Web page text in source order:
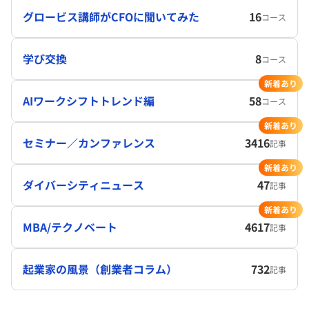
グロービス講師がCFOに聞いてみた 16コース
学び交換 8コース
AIワークシフトトレンド編 58コース
新着あり
セミナー／カンファレンス 3416記事
新着あり
ダイバーシティニュース 47記事
新着あり
MBA/テクノベート 4617記事
新着あり
起業家の風景（創業者コラム） 732記事